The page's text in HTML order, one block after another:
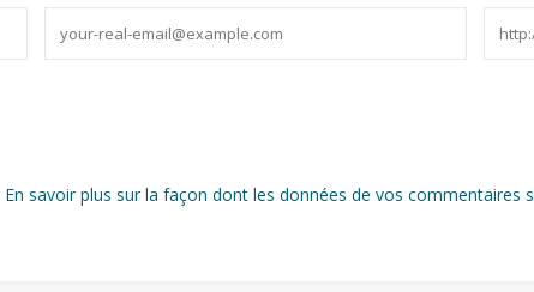
En savoir plus sur la façon dont les données de vos commentaires